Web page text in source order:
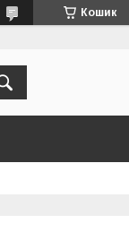
Кошик